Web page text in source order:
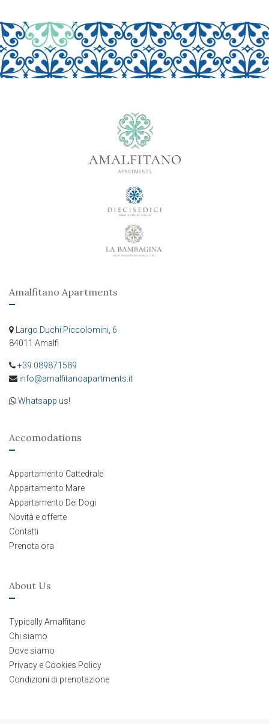
Amalfitano Apartments
Largo Duchi Piccolomini, 6
84011 Amalfi
+39 089871589
info@amalfitanoapartments.it
Whatsapp us!
Accomodations
Appartamento Cattedrale
Appartamento Mare
Appartamento Dei Dogi
Novità e offerte
Contatti
Prenota ora
About Us
Typically Amalfitano
Chi siamo
Dove siamo
Privacy e Cookies Policy
Condizioni di prenotazione